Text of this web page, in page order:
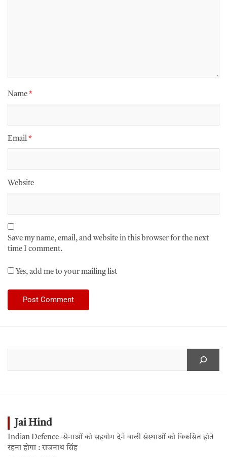
Name *
Email *
Website
Save my name, email, and website in this browser for the next
time I comment.
Yes, add me to your mailing list
Jai Hind
Indian Defence -सेनाओं को सहयोग देने वाली संस्थाओं को विकसित होते
रहना होगा : राजनाथ सिंह